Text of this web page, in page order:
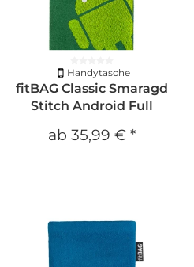
Handytasche
fitBAG Classic Smaragd
Stitch Android Full
ab35,99 €*